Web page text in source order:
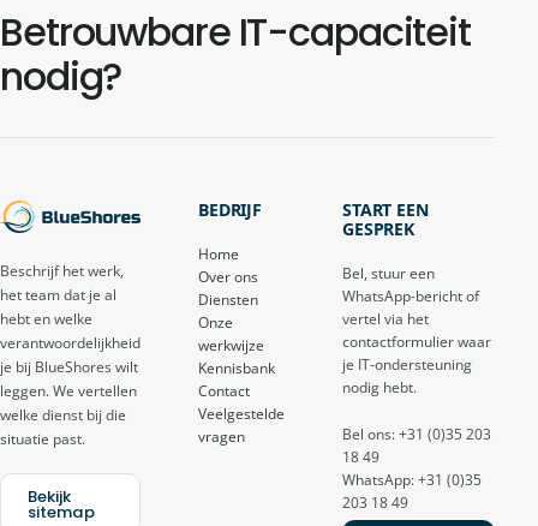
Betrouwbare IT-capaciteit
nodig?
Beschrijf het werk,
het team dat je al
hebt en welke
verantwoordelijkheid
je bij BlueShores wilt
leggen. We vertellen
welke dienst bij die
situatie past.
Bekijk
sitemap
BEDRIJF
Home
Over ons
Diensten
Onze
werkwijze
Kennisbank
Contact
Veelgestelde
vragen
START EEN
GESPREK
Bel, stuur een
WhatsApp-bericht of
vertel via het
contactformulier waar
je IT-ondersteuning
nodig hebt.
Bel ons: +31 (0)35 203
18 49
WhatsApp: +31 (0)35
203 18 49